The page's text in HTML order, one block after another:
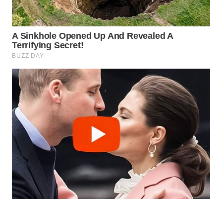
WN
KUNINGAN
WN
MAJALENGKA
WN
SUBANG
WN
SUKABUMI
PURWAKARTA